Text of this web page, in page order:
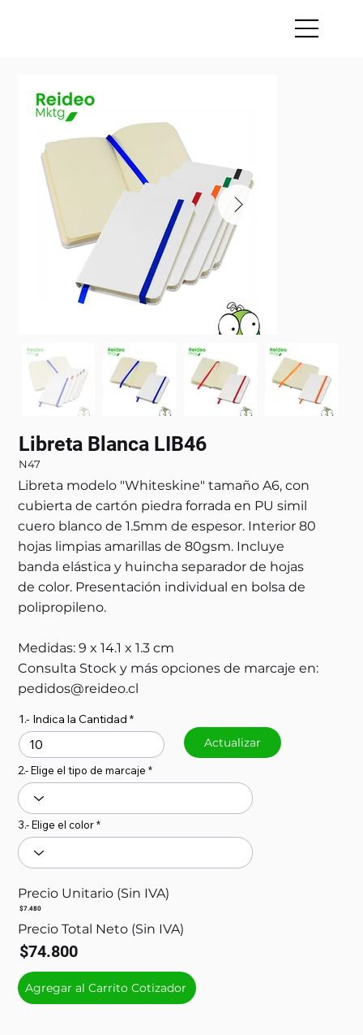
Libreta Blanca LIB46
N47
Libreta modelo "Whiteskine" tamaño A6, con
cubierta de cartón piedra forrada en PU simil
cuero blanco de 1.5mm de espesor. Interior 80
hojas limpias amarillas de 80gsm. Incluye
banda elástica y huincha separador de hojas
de color. Presentación individual en bolsa de
polipropileno.
Medidas: 9 x 14.1 x 1.3 cm
Consulta Stock y más opciones de marcaje en:
pedidos@reideo.cl
1.- Indica la Cantidad
Actualizar
2.- Elige el tipo de marcaje
3.- Elige el color
Precio Unitario (Sin IVA)
$7.480
Precio Total Neto (Sin IVA)
$74.800
Agregar al Carrito Cotizador